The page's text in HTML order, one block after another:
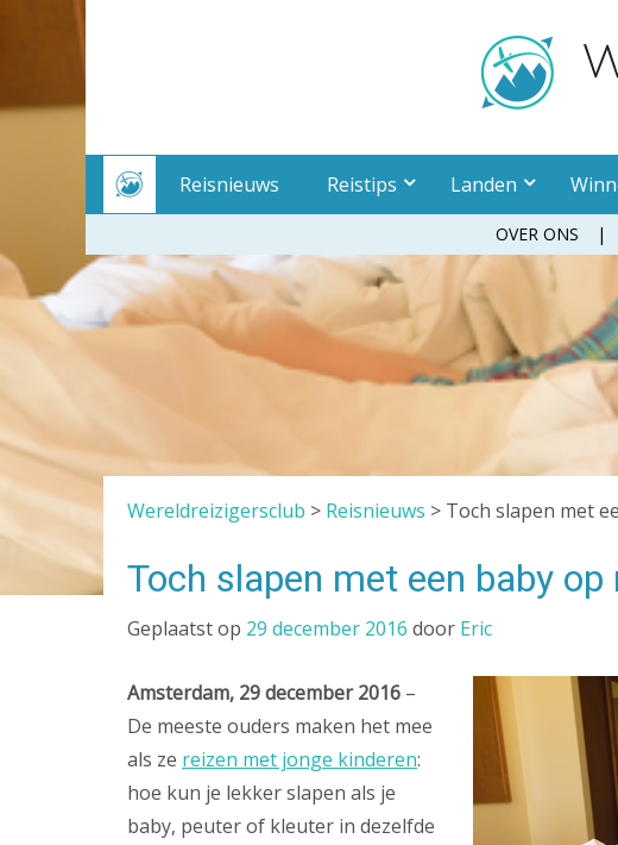
Reisnieuws Reistips Landen
OVER ONS
Wereldreizigersclub > Reisnieuws > Toch slapen met
Toch slapen met een baby op
Geplaatst op 29 december 2016 door Eric
Amsterdam, 29 december 2016 –
De meeste ouders maken het mee
als ze reizen met jonge kinderen:
hoe kun je lekker slapen als je
baby, peuter of kleuter in dezelfde